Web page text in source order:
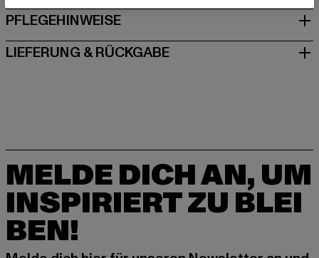
PFLEGEHINWEISE
LIEFERUNG & RÜCKGABE
MELDE DICH AN, UM
INSPIRIERT ZU BLEI
BEN!